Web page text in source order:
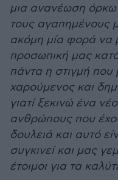
μια ανανέωση
τους αγαπημένους
ακόμη μία φορά να
προσωπική μας
πάντα η στιγμή
χαρούμενος και
γιατί ξεκινώ ένα
ανθρώπους που
δουλειά και αυτό
συγκινεί και μας
έτοιμοι για τα